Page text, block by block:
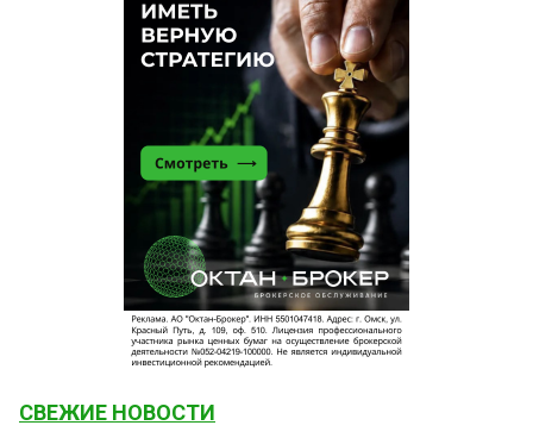
СВЕЖИЕ НОВОСТИ